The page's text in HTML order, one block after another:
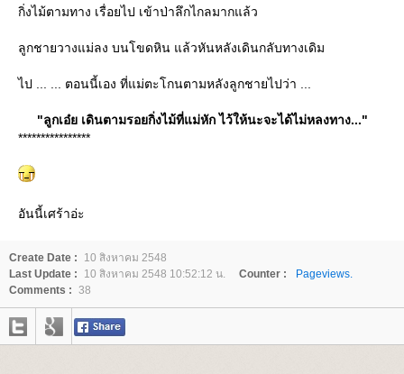
กิ่งไม้ตามทาง เรื่อยไป เข้าป่าลึกไกลมากแล้ว
ลูกชายวางแม่ลง บนโขดหิน แล้วหันหลังเดินกลับทางเดิม
ไป ... ... ตอนนี้เอง ที่แม่ตะโกนตามหลังลูกชายไปว่า ...
"ลูกเอ๋ย เดินตามรอยกิ่งไม้ที่แม่หัก ไว้ให้นะจะได้ไม่หลงทาง..."
****************
อันนี้เศร้าอ่ะ
Create Date :
10 สิงหาคม 2548
Last Update :
10 สิงหาคม 2548 10:52:12 น. Counter :
Pageviews.
Comments : 38